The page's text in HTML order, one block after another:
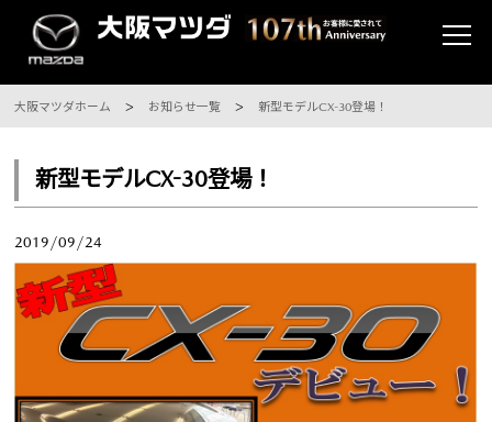
大阪マツダホーム お知らせ一覧 新型モデルCX-30登場！
新型モデルCX-30登場！
2019/09/24